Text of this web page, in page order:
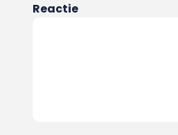
Reactie